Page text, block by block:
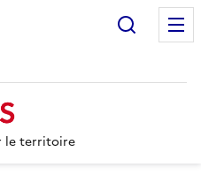
le territoire